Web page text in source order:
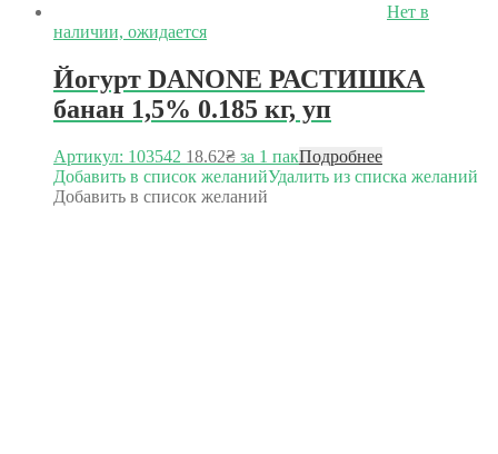
Нет в
наличии, ожидается
Йогурт DANONE РАСТИШКА
банан 1,5% 0.185 кг, уп
Артикул: 103542 18.62₴ за 1 пакПодробнее
Добавить в список желанийУдалить из списка желаний
Добавить в список желаний